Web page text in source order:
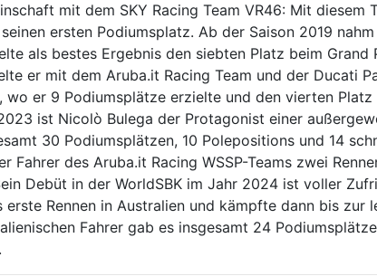
mit dem SKY Racing Team VR46: Mit diesem
ersten Podiumsplatz. Ab der Saison 2019
als bestes Ergebnis den siebten Platz beim Grand
er mit dem Aruba.it Racing Team und der Ducati
wo er 9 Podiumsplätze erzielte und den vierten
ist Nicolò Bulega der Protagonist einer
30 Podiumsplätzen, 10 Polepositions und 14
Fahrer des Aruba.it Racing WSSP-Teams zwei
Debüt in der WorldSBK im Jahr 2024 ist voller
erste Rennen in Australien und kämpfte dann bis zur
Fahrer gab es insgesamt 24